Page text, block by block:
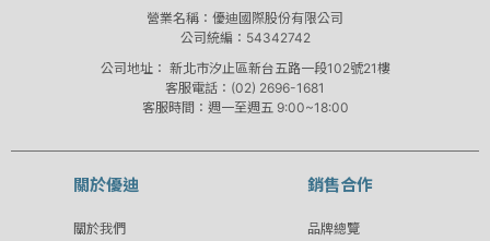
營業名稱：優迪國際股份有限公司
公司統編：54342742
公司地址： 新北市汐止區新台五路一段102號21樓
客服電話：(02) 2696-1681
客服時間：週一至週五 9:00~18:00
關於優迪
關於我們
銷售合作
品牌總覽